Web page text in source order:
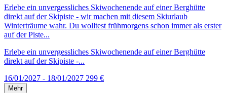
Erlebe ein unvergessliches Skiwochenende auf einer Berghütte
direkt auf der Skipiste - wir machen mit diesem Skiurlaub
Winterträume wahr. Du wolltest frühmorgens schon immer als erster
auf der Piste...
Erlebe ein unvergessliches Skiwochenende auf einer Berghütte
direkt auf der Skipiste -...
16/01/2027 - 18/01/2027 299 €
Mehr